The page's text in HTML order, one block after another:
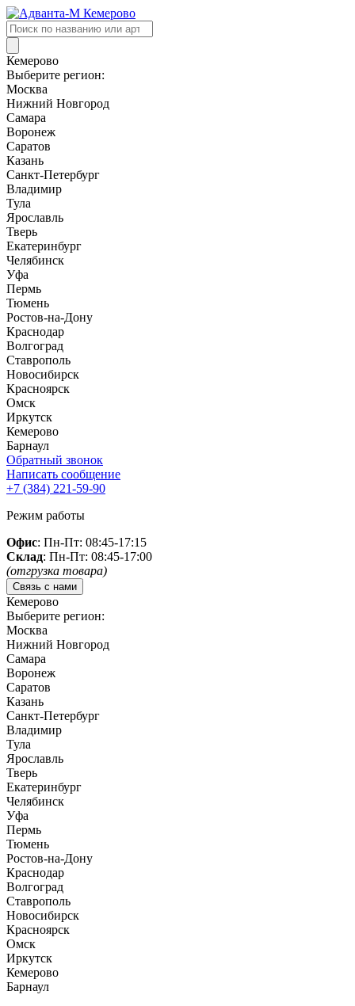
Поиск
товаров
Кемерово
Выберите регион:
Москва
Нижний Новгород
Самара
Воронеж
Саратов
Казань
Санкт-Петербург
Владимир
Тула
Ярославль
Тверь
Екатеринбург
Челябинск
Уфа
Пермь
Тюмень
Ростов-на-Дону
Краснодар
Волгоград
Ставрополь
Новосибирск
Красноярск
Омск
Иркутск
Кемерово
Барнаул
Обратный звонок
Написать сообщение
+7 (384) 221-59-90
Режим работы
Офис: Пн-Пт: 08:45-17:15
Склад: Пн-Пт: 08:45-17:00
(отгрузка товара)
Связь с нами
Кемерово
Выберите регион:
Москва
Нижний Новгород
Самара
Воронеж
Саратов
Казань
Санкт-Петербург
Владимир
Тула
Ярославль
Тверь
Екатеринбург
Челябинск
Уфа
Пермь
Тюмень
Ростов-на-Дону
Краснодар
Волгоград
Ставрополь
Новосибирск
Красноярск
Омск
Иркутск
Кемерово
Барнаул